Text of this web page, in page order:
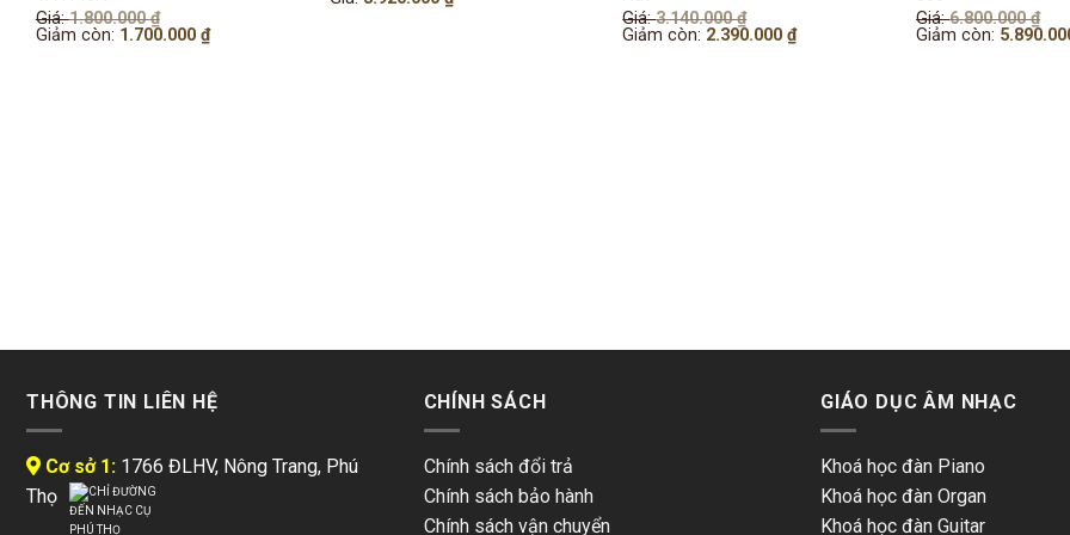
Giá:1.800.000₫
gốc
Giảm còn: 1.700.000 ₫Giá
hiện
Giá:3.140.000₫
gốc
Giảm còn: 2.390.000₫Giá
hiện
Giá:6.800.000₫
Giảm còn:
THÔNG TIN LIÊN HỆ
Cơ sở 1: 1766 ĐLHV, Nông Trang, Phú
Thọ
CHÍNH SÁCH
Chính sách đổi trả
Chính sách bảo hành
Chính sách vận chuyển
GIÁO DỤC ÂM NHẠC
Khoá học đàn Piano
Khoá học đàn Organ
Khoá học đàn Guitar